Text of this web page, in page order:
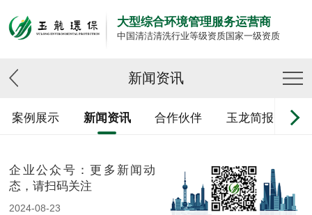
大型综合环境管理服务运营商
中国清洁清洗行业等级资质国家一级资质
新闻资讯
案例展示 新闻资讯 合作伙伴 玉龙简报
企业公众号：更多新闻动
态，请扫码关注
2024-08-23